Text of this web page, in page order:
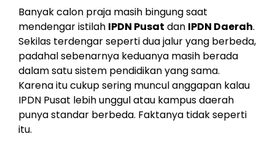
Banyak calon praja masih bingung saat
mendengar istilah IPDN Pusat dan IPDN Daerah.
Sekilas terdengar seperti dua jalur yang berbeda,
padahal sebenarnya keduanya masih berada
dalam satu sistem pendidikan yang sama.
Karena itu cukup sering muncul anggapan kalau
IPDN Pusat lebih unggul atau kampus daerah
punya standar berbeda. Faktanya tidak seperti
itu.